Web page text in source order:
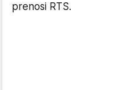
prenosi RTS.